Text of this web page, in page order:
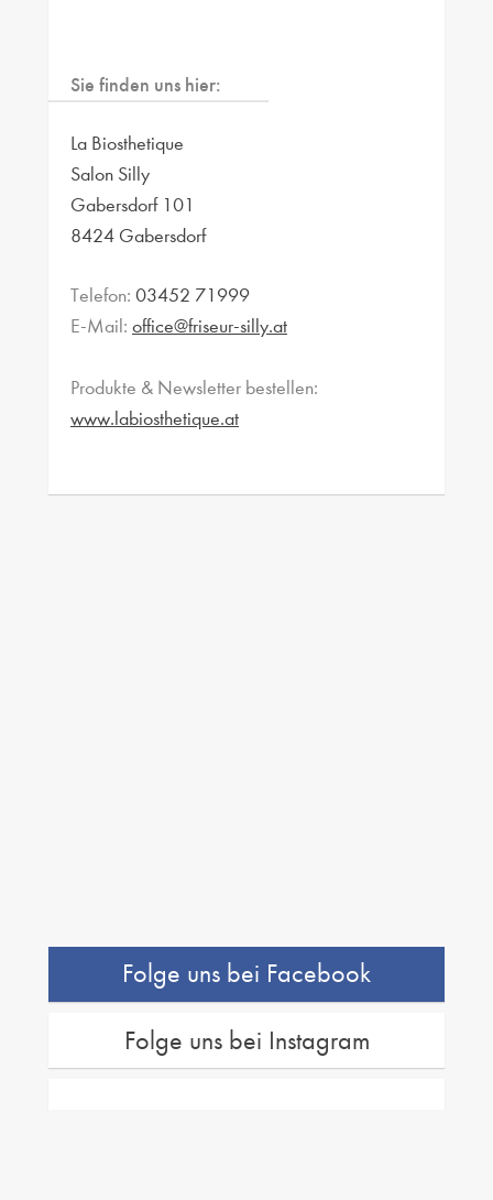
Sie finden uns hier:
La Biosthetique
Salon Silly
Gabersdorf 101
8424 Gabersdorf
Telefon: 03452 71999
E-Mail: office@friseur-silly.at
Produkte & Newsletter bestellen:
www.labiosthetique.at
Folge uns bei Facebook
Folge uns bei Instagram